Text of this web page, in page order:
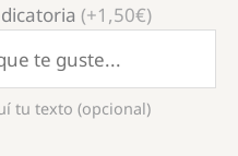
(+1,50€)
tu texto (opcional)